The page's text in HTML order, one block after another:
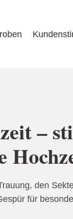
–
den
für